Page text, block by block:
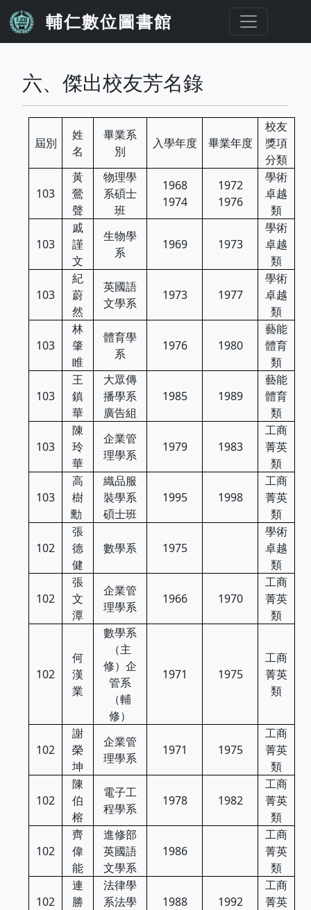
移至主內容
輔仁數位圖書館
六、傑出校友芳名錄
屆別
姓
名
畢業系
別
入學年度 畢業年度
校友
獎項
分類
103
黃
鶯
聲
物理學
系碩士
班
1968
1974
1972
1976
學術
卓越
類
103
戚
謹
文
生物學
系
1969 1973
學術
卓越
類
103
紀
蔚
然
英國語
文學系
1973 1977
學術
卓越
類
103
林
肇
睢
體育學
系
1976 1980
藝能
體育
類
103
王
鎮
華
大眾傳
播學系
廣告組
1985 1989
藝能
體育
類
103
陳
玲
華
企業管
理學系
1979 1983
工商
菁英
類
103
高
樹
勳
織品服
裝學系
碩士班
1995 1998
工商
菁英
類
102
張
德
健
數學系 1975
學術
卓越
類
102
張
文
潭
企業管
理學系
1966 1970
工商
菁英
類
102
何
漢
業
數學系
（主
修）企
管系
（輔
修）
1971 1975
工商
菁英
類
102
謝
榮
坤
企業管
理學系
1971 1975
工商
菁英
類
102
陳
伯
榕
電子工
程學系
1978 1982
工商
菁英
類
102
齊
偉
能
進修部
英國語
文學系
1986
工商
菁英
類
102
連
勝
法律學
系法學
1988 1992
工商
菁英